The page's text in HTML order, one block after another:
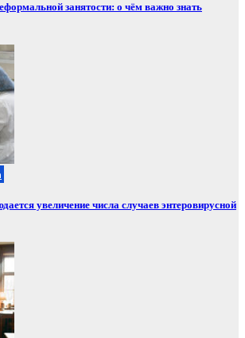
занятости: о чём важно знать
увеличение числа случаев энтеровирусной